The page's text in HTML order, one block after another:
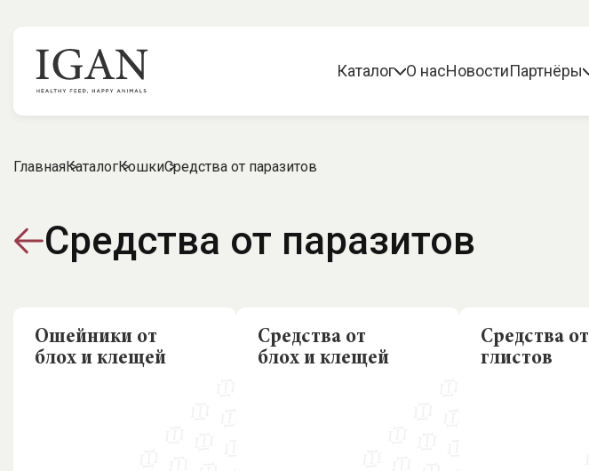
Каталог О насНовостиПартнёры
ГлавнаяКаталогКошкиСредства от паразитов
Средства от паразитов
Ошейники от
блох и клещей
Средства от
блох и клещей
Средства от
глистов